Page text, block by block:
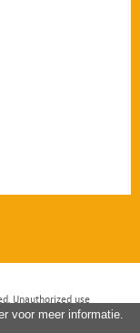
Unauthorized use
voor meer informatie.